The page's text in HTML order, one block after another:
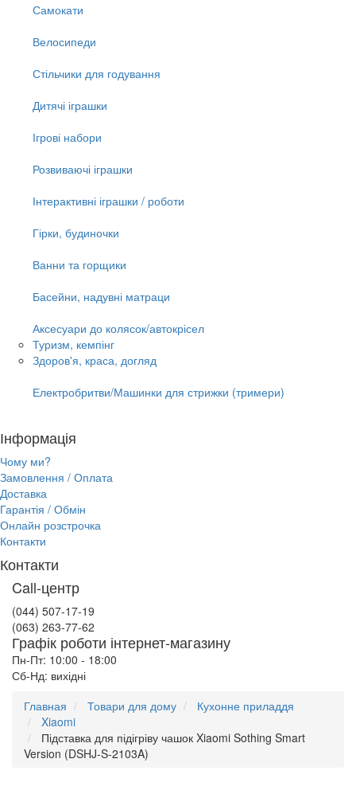
Самокати
Велосипеди
Стільчики для годування
Дитячі іграшки
Ігрові набори
Розвиваючі іграшки
Інтерактивні іграшки / роботи
Гірки, будиночки
Ванни та горщики
Басейни, надувні матраци
Аксесуари до колясок/автокрісел
Туризм, кемпінг
Здоров'я, краса, догляд
Електробритви/Машинки для стрижки (тримери)
Інформація
Чому ми?
Замовлення / Оплата
Доставка
Гарантія / Обмін
Онлайн розстрочка
Контакти
Контакти
Call-центр
(044) 507-17-19
(063) 263-77-62
Графік роботи інтернет-магазину
Пн-Пт: 10:00 - 18:00
Сб-Нд: вихідні
Главная
Товари для дому
Кухонне приладдя
Xiaomi
Підставка для підігріву чашок Xiaomi Sothing Smart
Version (DSHJ-S-2103A)